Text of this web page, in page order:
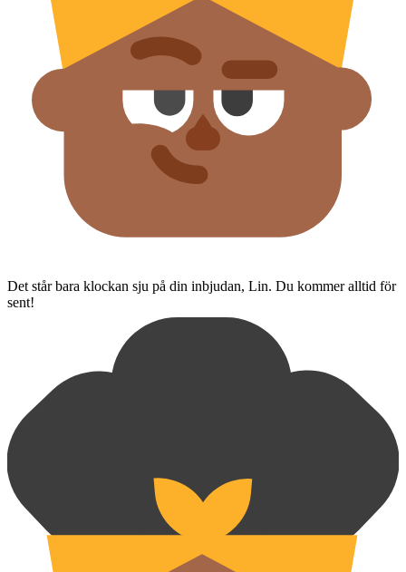
Det står bara klockan sju på din inbjudan, Lin. Du kommer alltid för
sent!